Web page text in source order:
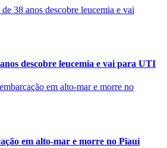
descobre leucemia e vai para UTI
em alto-mar e morre no Piauí